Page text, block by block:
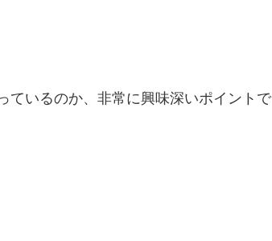
ているのか、非常に興味深いポイントで